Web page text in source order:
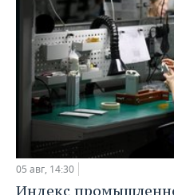
05 авг, 14:30
Индекс